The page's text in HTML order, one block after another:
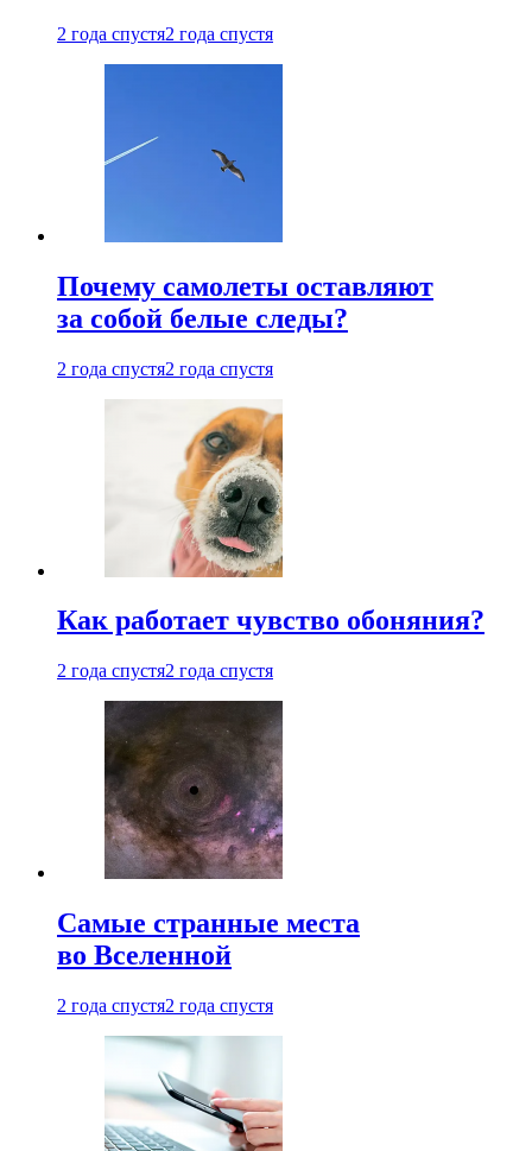
2 года спустя2 года спустя
Почему самолеты оставляют
за собой белые следы?
2 года спустя2 года спустя
Как работает чувство обоняния?
2 года спустя2 года спустя
Самые странные места
во Вселенной
2 года спустя2 года спустя